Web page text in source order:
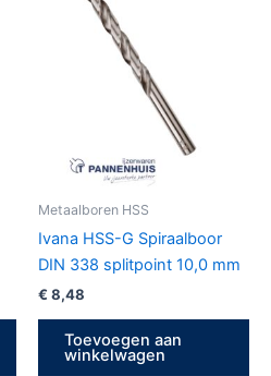
Metaalboren HSS
Ivana HSS-G Spiraalboor
DIN 338 splitpoint 10,0 mm
€ 8,48
Toevoegen aan
winkelwagen